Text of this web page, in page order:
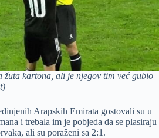
žuta kartona, ali je njegov tim već gubio
Arapskih Emirata gostovali su u
i trebala im je pobjeda da se plasiraju
ali su poraženi sa 2:1.